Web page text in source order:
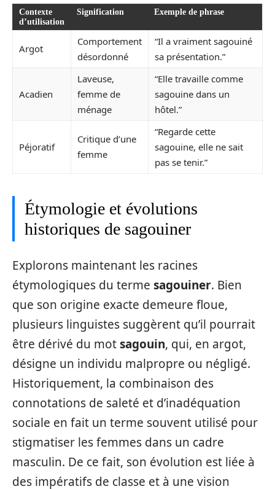
Contexte
d’utilisation
Signification Exemple de phrase
Argot
Comportement
désordonné
“Il a vraiment sagouiné
sa présentation.”
Acadien
Laveuse,
femme de
ménage
“Elle travaille comme
sagouine dans un
hôtel.”
Péjoratif
Critique d’une
femme
“Regarde cette
sagouine, elle ne sait
pas se tenir.”
Étymologie et évolutions
historiques de sagouiner
Explorons maintenant les racines
étymologiques du terme sagouiner. Bien
que son origine exacte demeure floue,
plusieurs linguistes suggèrent qu’il pourrait
être dérivé du motsagouin, qui, en argot,
désigne un individu malpropre ou négligé.
Historiquement, la combinaison des
connotations de saleté et d’inadéquation
sociale en fait un terme souvent utilisé pour
stigmatiser les femmes dans un cadre
masculin. De ce fait, son évolution est liée à
des impératifs de classe et à une vision